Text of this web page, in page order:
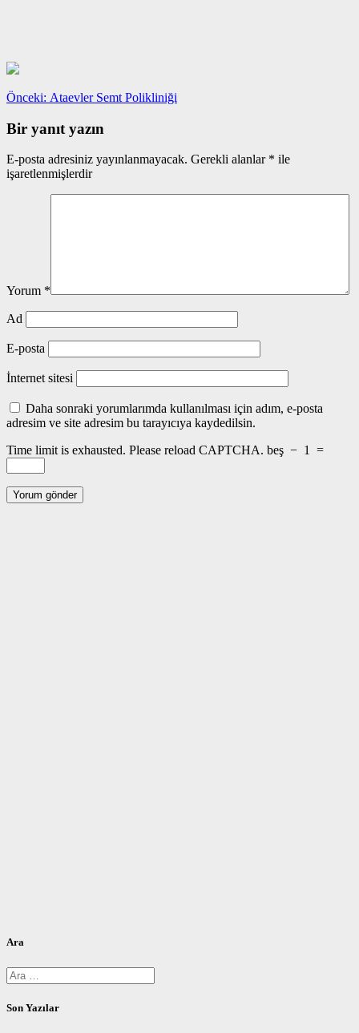
Yazı
gezinmesi
Önceki: Önceki
Ataevler Semt Polikliniği
Bir yanıt yazın
E-posta adresiniz yayınlanmayacak. Gerekli alanlar * ile
işaretlenmişlerdir
Yorum *
Ad
E-posta
İnternet sitesi
Daha sonraki yorumlarımda kullanılması için adım, e-posta
adresim ve site adresim bu tarayıcıya kaydedilsin.
Time limit is exhausted. Please reload CAPTCHA. beş − 1 =
Ara
Arama:
Son Yazılar